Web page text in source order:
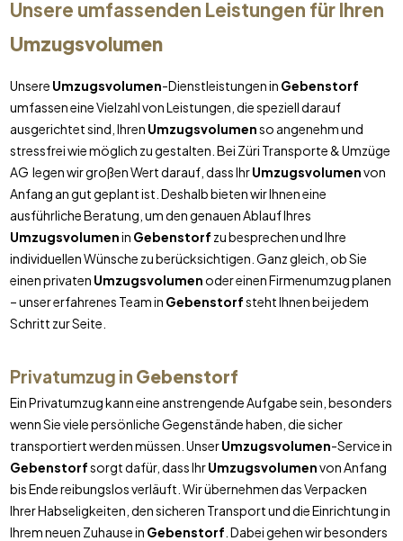
Unsere umfassenden Leistungen für Ihren
Umzugsvolumen
Unsere Umzugsvolumen-Dienstleistungen in Gebenstorf
umfassen eine Vielzahl von Leistungen, die speziell darauf
ausgerichtet sind, Ihren Umzugsvolumenso angenehm und
stressfrei wie möglich zu gestalten. Bei Züri Transporte & Umzüge
AG legen wir großen Wert darauf, dass IhrUmzugsvolumenvon
Anfang an gut geplant ist. Deshalb bieten wir Ihnen eine
ausführliche Beratung, um den genauen Ablauf Ihres
Umzugsvolumenin Gebenstorf zu besprechen und Ihre
individuellen Wünsche zu berücksichtigen. Ganz gleich, ob Sie
einen privaten Umzugsvolumenoder einen Firmenumzug planen
– unser erfahrenes Team in Gebenstorfsteht Ihnen bei jedem
Schritt zur Seite.
Privatumzug in Gebenstorf
Ein Privatumzug kann eine anstrengende Aufgabe sein, besonders
wenn Sie viele persönliche Gegenstände haben, die sicher
transportiert werden müssen. UnserUmzugsvolumen-Service in
Gebenstorfsorgt dafür, dass IhrUmzugsvolumenvon Anfang
bis Ende reibungslos verläuft. Wir übernehmen das Verpacken
Ihrer Habseligkeiten, den sicheren Transport und die Einrichtung in
Ihrem neuen Zuhause in Gebenstorf . Dabei gehen wir besonders